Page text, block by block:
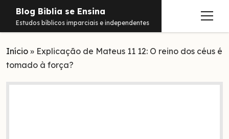
Blog Biblia se Ensina
Estudos bíblicos imparciais e independentes
abrir
Estudos
Notificações
Início » Explicação de Mateus 11 12: O reino dos céus é
tomado à força?